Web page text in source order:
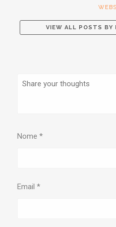
VIEW ALL POSTS BY
Nome*
Email*